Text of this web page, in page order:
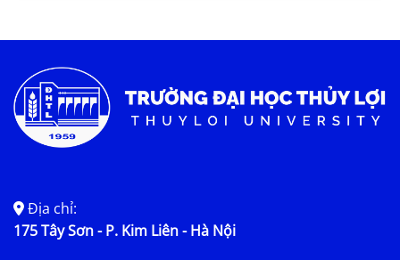
Địa chỉ:
175 Tây Sơn - P. Kim Liên - Hà Nội